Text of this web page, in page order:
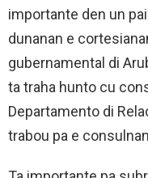
importante den un
dunanan e
gubernamental di
ta traha hunto cu
Departamento di
trabou pa e